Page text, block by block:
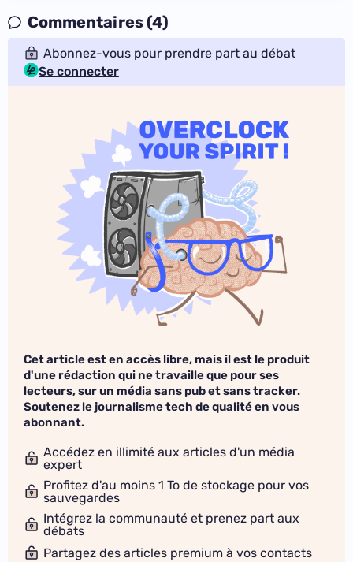
Commentaires (4)
Abonnez-vous pour prendre part au débat
Se connecter
Cet article est en accès libre, mais il est le produit
d'une rédaction qui ne travaille que pour ses
lecteurs, sur un média sans pub et sans tracker.
Soutenez le journalisme tech de qualité en vous
abonnant.
Accédez en illimité aux articles d'un média
expert
Profitez d'au moins 1 To de stockage pour vos
sauvegardes
Intégrez la communauté et prenez part aux
débats
Partagez des articles premium à vos contacts